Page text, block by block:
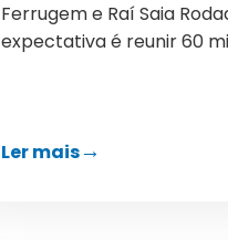
Ferrugem e Raí Saia
expectativa é reunir 60
Ler mais